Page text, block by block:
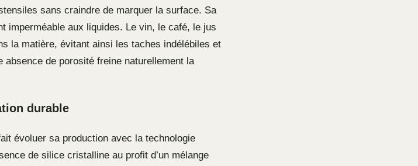
sans craindre de marquer la surface. Sa
imperméable aux liquides. Le vin, le café, le jus
la matière, évitant ainsi les taches indélébiles et
de porosité freine naturellement la
durable
évoluer sa production avec la technologie
de silice cristalline au profit d’un mélange